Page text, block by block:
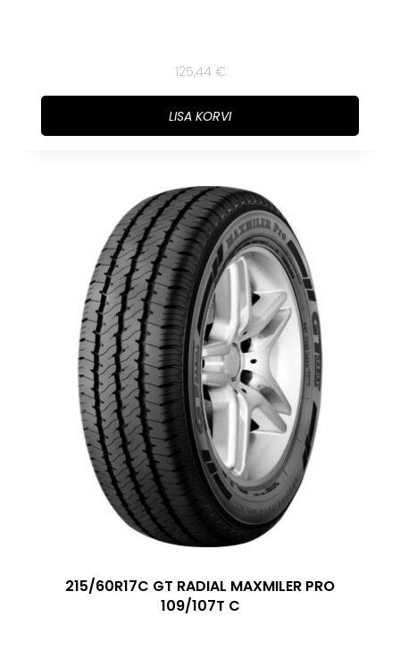
125,44 €
LISA KORVI
215/60R17C GT RADIAL MAXMILER PRO
109/107T C